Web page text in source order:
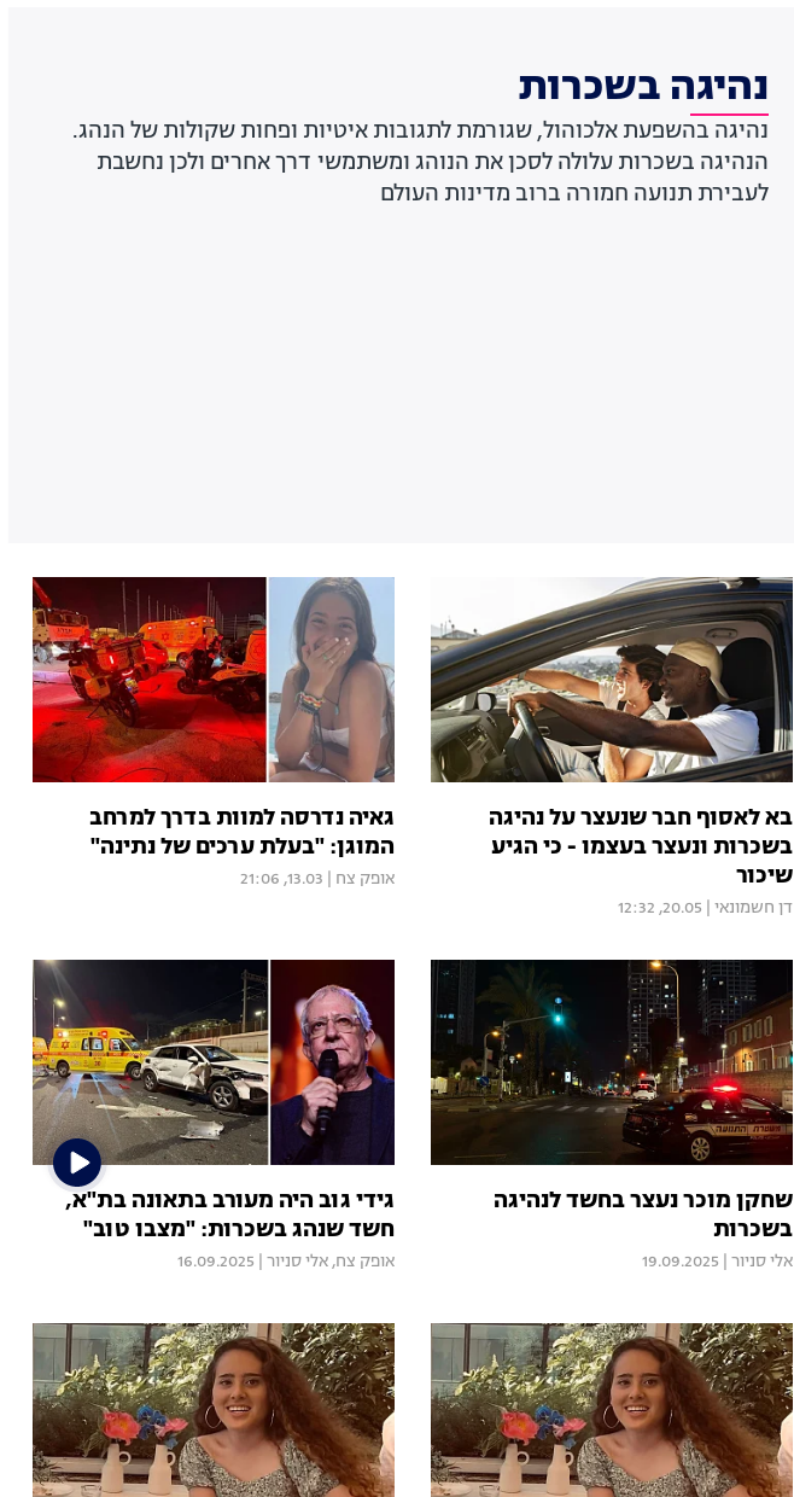
נהיגה בשכרות
נהיגה בהשפעת אלכוהול, שגורמת לתגובות איטיות ופחות שקולות של הנהג.
הנהיגה בשכרות עלולה לסכן את הנוהג ומשתמשי דרך אחרים ולכן נחשבת
לעבירת תנועה חמורה ברוב מדינות העולם
בא לאסוף חבר שנעצר על נהיגה
בשכרות ונעצר בעצמו - כי הגיע
שיכור
דן חשמונאי 20.05, 12:32
גאיה נדרסה למוות בדרך למרחב
המוגן: "בעלת ערכים של נתינה"
אופק צח 13.03, 21:06
שחקן מוכר נעצר בחשד לנהיגה
בשכרות
אלי סניור 19.09.2025
גידי גוב היה מעורב בתאונה בת"א,
חשד שנהג בשכרות: "מצבו טוב"
אופק צח, אלי סניור 16.09.2025